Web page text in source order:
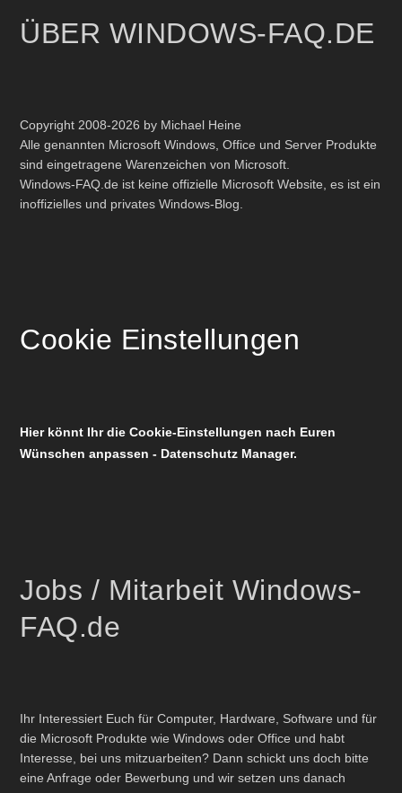
ÜBER WINDOWS-FAQ.DE
Copyright 2008-2026 by Michael Heine
Alle genannten Microsoft Windows, Office und Server Produkte
sind eingetragene Warenzeichen von Microsoft.
Windows-FAQ.de ist keine offizielle Microsoft Website, es ist ein
inoffizielles und privates Windows-Blog.
Cookie Einstellungen
Hier könnt Ihr die Cookie-Einstellungen nach Euren
Wünschen anpassen - Datenschutz Manager.
Jobs / Mitarbeit Windows-
FAQ.de
Ihr Interessiert Euch für Computer, Hardware, Software und für
die Microsoft Produkte wie Windows oder Office und habt
Interesse, bei uns mitzuarbeiten? Dann schickt uns doch bitte
eine Anfrage oder Bewerbung und wir setzen uns danach